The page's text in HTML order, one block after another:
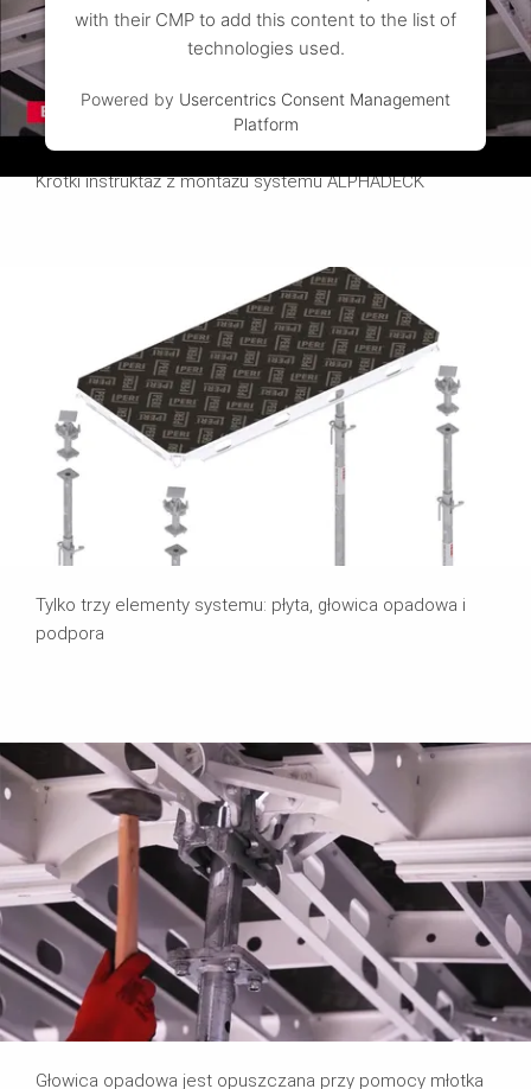
with their CMP to add this content to the list of
technologies used.
Powered by Usercentrics Consent Management
Platform
Obejrzyj film
Krótki instruktaż z montażu systemu ALPHADECK
Tylko trzy elementy systemu: płyta, głowica opadowa i
podpora
Głowica opadowa jest opuszczana przy pomocy młotka